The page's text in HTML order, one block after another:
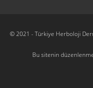
© 2021 - Türkiye Herboloji
Bu sitenin